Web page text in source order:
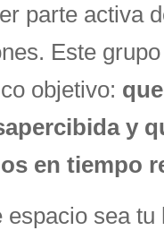
parte activa
Este
objetivo:
y
en tiempo
sea tu